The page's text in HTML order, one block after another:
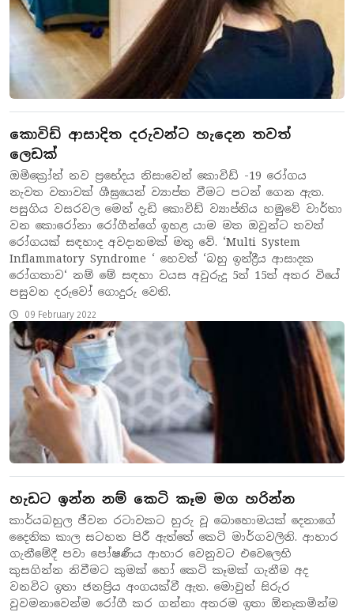
කොවිඩ් ආසාදිත දරුවන්ට හැදෙන තවත්
ලෙඩක්
ඔමික්‍රෝන් නව ප්‍රභේදය නිසාවෙන් කොවිඩ් -19 රෝගය
නැවත වතාවක් ශීඝ්‍රයෙන් ව්‍යාප්ත වීමට පටන් ගෙන ඇත.
පසුගිය වසරවල මෙන් දැඩි කොවිඩ් ව්‍යාප්තිය හමුවේ වාර්තා
වන කොරෝනා රෝගීන්ගේ ඉහළ යාම මත ඔවුන්ට තවත්
රෝගයක් සඳහාද අවදානමක් මතු වේ. ‘Multi System
Inflammatory Syndrome ‘ හෙවත් ‘බහු ඉන්ද්‍රීය ආසාදක
රෝගතාව‘ නම් මේ සඳහා වයස අවුරුදු 5ත් 15ත් අතර වියේ
පසුවන දරුවෝ ගොදුරු වෙති.
09 February 2022
හැඩට ඉන්න නම් කෙටි කෑම මග හරින්න
කාර්යබහුල ජීවන රටාවකට හුරු වූ බොහොමයක් දෙනාගේ
දෛනික කාල සටහන පිරී ඇත්තේ කෙටි මාර්ගවලිනි. ආහාර
ගැනීමේදී පවා පෝෂණීය ආහාර වෙනුවට එවෙලෙහි
කුසගින්න නිවීමට කුමක් හෝ කෙටි කෑමක් ගැනීම අද
වනවිට ඉතා ජනප්‍රිය අංගයක්වී ඇත. මොවුන් සිරුර
වුවමනාවෙන්ම රෝගී කර ගන්නා අතරම ඉතා ඕනෑකමින්ම